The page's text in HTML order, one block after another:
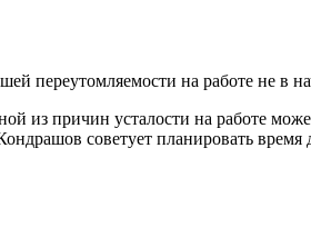
переутомляемости на работе не в
из причин усталости на работе
советует планировать время